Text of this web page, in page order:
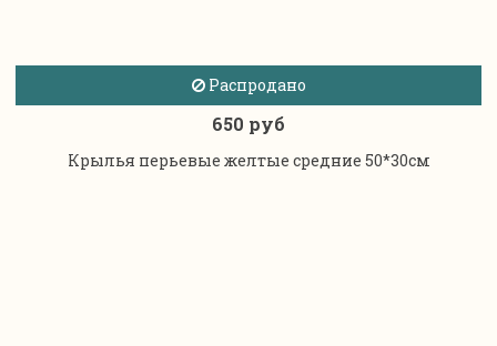
Распродано
650 руб
Крылья перьевые желтые средние 50*30см